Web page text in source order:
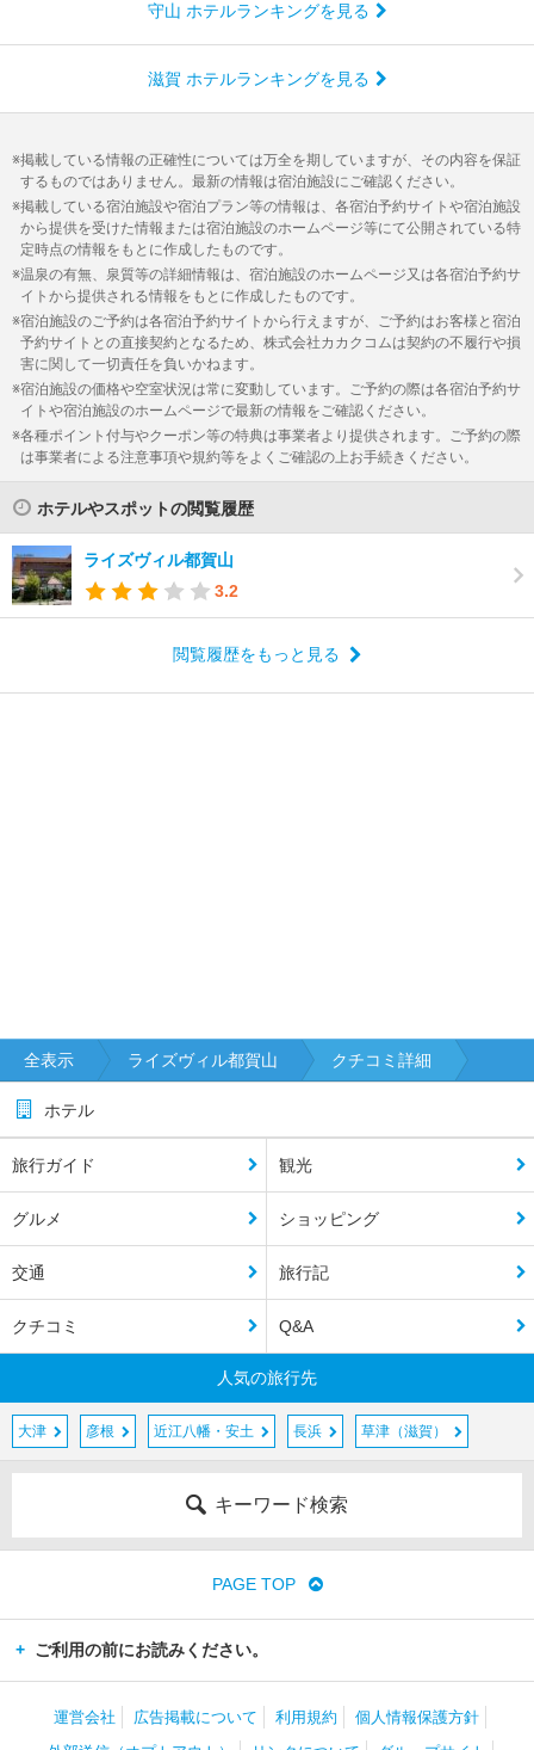
守山 ホテルランキングを見る
滋賀 ホテルランキングを見る
掲載している情報の正確性については万全を期していますが、その内容を保証
するものではありません。最新の情報は宿泊施設にご確認ください。
掲載している宿泊施設や宿泊プラン等の情報は、各宿泊予約サイトや宿泊施設
から提供を受けた情報または宿泊施設のホームページ等にて公開されている特
定時点の情報をもとに作成したものです。
温泉の有無、泉質等の詳細情報は、宿泊施設のホームページ又は各宿泊予約サ
イトから提供される情報をもとに作成したものです。
宿泊施設のご予約は各宿泊予約サイトから行えますが、ご予約はお客様と宿泊
予約サイトとの直接契約となるため、株式会社カカクコムは契約の不履行や損
害に関して一切責任を負いかねます。
宿泊施設の価格や空室状況は常に変動しています。ご予約の際は各宿泊予約サ
イトや宿泊施設のホームページで最新の情報をご確認ください。
各種ポイント付与やクーポン等の特典は事業者より提供されます。ご予約の際
は事業者による注意事項や規約等をよくご確認の上お手続きください。
ホテルやスポットの閲覧履歴
ライズヴィル都賀山
3.2
閲覧履歴をもっと見る
全表示 ライズヴィル都賀山 クチコミ詳細
ホテル
旅行ガイド 観光
グルメ ショッピング
交通 旅行記
クチコミ Q&A
人気の旅行先
大津 彦根 近江八幡・安土 長浜 草津（滋賀）
キーワード検索
PAGE TOP
ご利用の前にお読みください。
運営会社 広告掲載について 利用規約
個人情報保護方針